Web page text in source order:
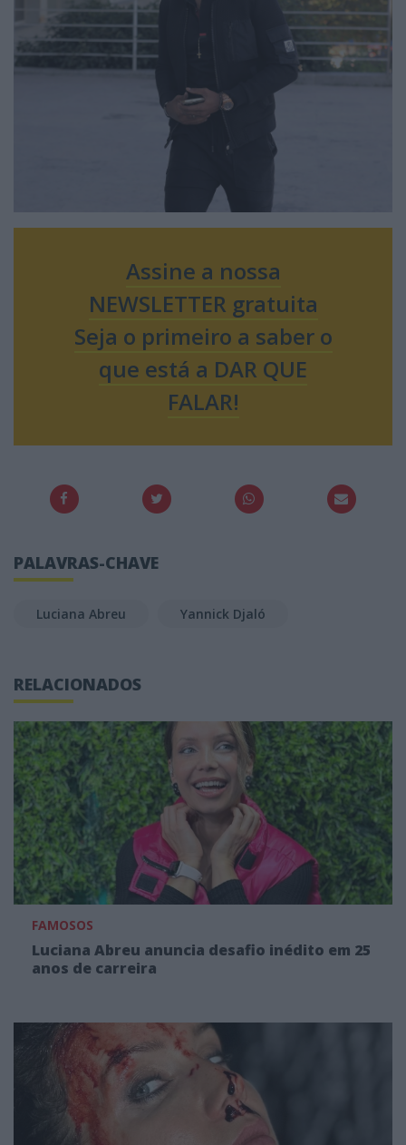
Assine a nossa
NEWSLETTER gratuita
Seja o primeiro a saber o
que está a DAR QUE
FALAR!
PALAVRAS-CHAVE
Luciana Abreu Yannick Djaló
RELACIONADOS
FAMOSOS
Luciana Abreu anuncia desafio inédito em 25
anos de carreira